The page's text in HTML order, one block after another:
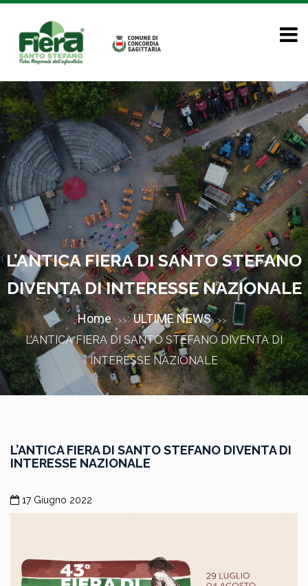
L’ANTICA FIERA DI SANTO STEFANO
DIVENTA DI INTERESSE NAZIONALE
Home >> ULTIME NEWS >>
L’ANTICA FIERA DI SANTO STEFANO DIVENTA DI
INTERESSE NAZIONALE
L’ANTICA FIERA DI SANTO STEFANO DIVENTA DI
INTERESSE NAZIONALE
17 Giugno 2022